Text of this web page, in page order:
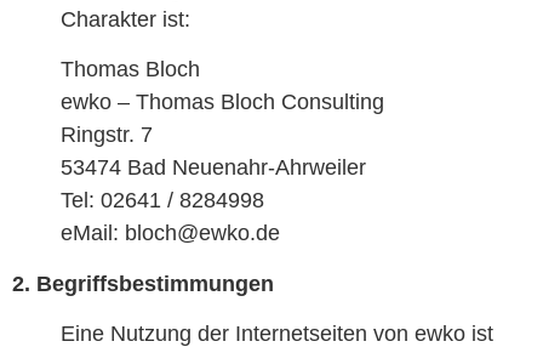
Charakter ist:
Thomas Bloch
ewko – Thomas Bloch Consulting
Ringstr. 7
53474 Bad Neuenahr-Ahrweiler
Tel: 02641 / 8284998
eMail: bloch@ewko.de
2. Begriffsbestimmungen
Eine Nutzung der Internetseiten von ewko ist